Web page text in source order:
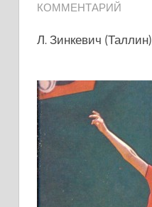
КОММЕНТАРИЙ
Л. Зинкевич (Таллин)